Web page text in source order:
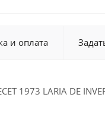
и оплата
1973 LARIA DE